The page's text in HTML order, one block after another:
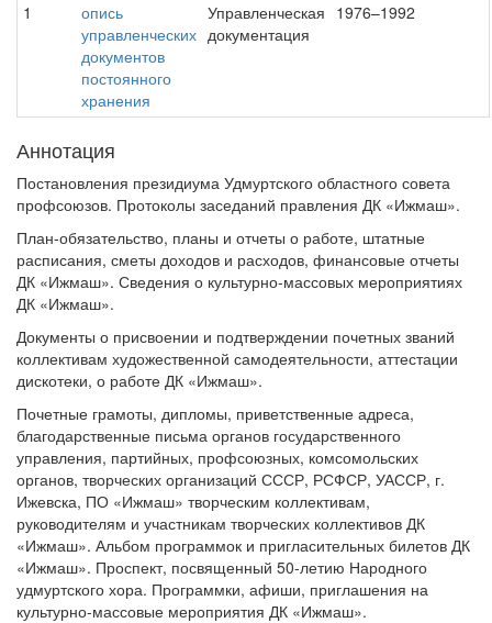
1
опись
управленческих
документов
постоянного
хранения
Управленческая
документация
1976–1992
Аннотация
Постановления президиума Удмуртского областного совета
профсоюзов. Протоколы заседаний правления ДК «Ижмаш».
План-обязательство, планы и отчеты о работе, штатные
расписания, сметы доходов и расходов, финансовые отчеты
ДК «Ижмаш». Сведения о культурно-массовых мероприятиях
ДК «Ижмаш».
Документы о присвоении и подтверждении почетных званий
коллективам художественной самодеятельности, аттестации
дискотеки, о работе ДК «Ижмаш».
Почетные грамоты, дипломы, приветственные адреса,
благодарственные письма органов государственного
управления, партийных, профсоюзных, комсомольских
органов, творческих организаций СССР, РСФСР, УАССР, г.
Ижевска, ПО «Ижмаш» творческим коллективам,
руководителям и участникам творческих коллективов ДК
«Ижмаш». Альбом программок и пригласительных билетов ДК
«Ижмаш». Проспект, посвященный 50-летию Народного
удмуртского хора. Программки, афиши, приглашения на
культурно-массовые мероприятия ДК «Ижмаш».